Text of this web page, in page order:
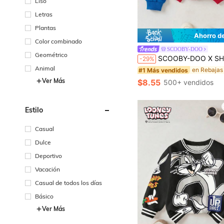
Letras
Plantas
Color combinado
Geométrico
Animal
Ver Más
Estilo
Casual
Dulce
Deportivo
Vacación
Casual de todos los días
Básico
Ver Más
Ahorro
SCOOBY-DOO
-29% SCOOBY-DOO X SHEIN Sudadera informal para bebé niño con estampado de perro de dibujos animados y bloques de color,
#1 Más vendidos
¡Casi agotado!
#1 Más vendidos
¡Casi agotado!
#1 Más vendidos
¡Casi agotado!
#1 Más vendidos
¡Casi agotado!
$8.55 500+ vendidos